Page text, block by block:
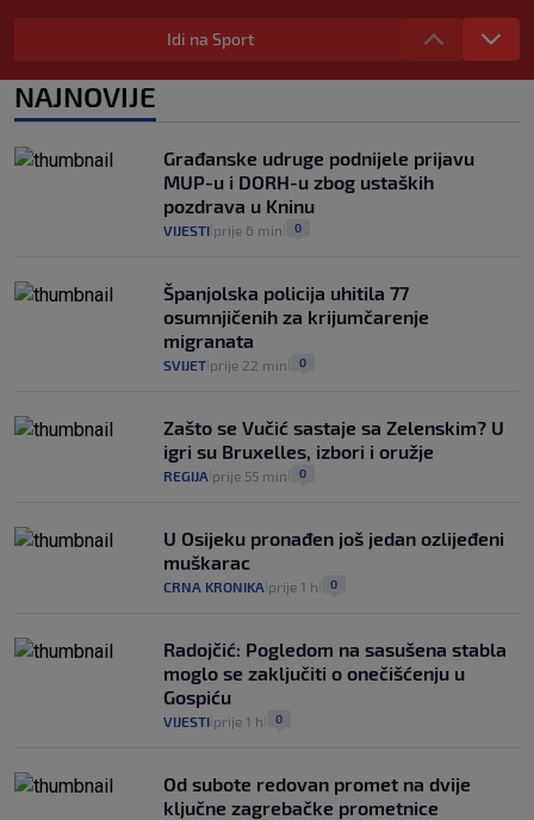
"Kći je otišla na more, a zaboravila
zdravstvenu iskaznicu". Kakva su prava
pacijenata izvan mjesta prebivališta?
1
junaci naših priča budu oni koji pomažu,
a ne oni koji su pobijedili nekoga"
2
Idi na Sport
NAJNOVIJE
Građanske udruge podnijele prijavu
MUP-u i DORH-u zbog ustaških
pozdrava u Kninu
VIJESTI prije 6 min 0
Španjolska policija uhitila 77
osumnjičenih za krijumčarenje
migranata
SVIJET prije 22 min 0
Zašto se Vučić sastaje sa Zelenskim? U
igri su Bruxelles, izbori i oružje
REGIJA prije 55 min 0
U Osijeku pronađen još jedan ozlijeđeni
muškarac
CRNA KRONIKA prije 1 h 0
Radojčić: Pogledom na sasušena stabla
moglo se zaključiti o onečišćenju u
Gospiću
VIJESTI prije 1 h 0
Od subote redovan promet na dvije
ključne zagrebačke prometnice